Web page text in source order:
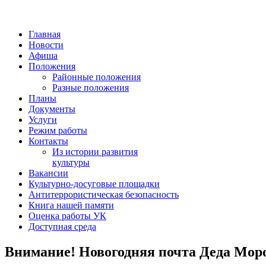
Главная
Новости
Афиша
Положения
Районные положения
Разные положения
Планы
Документы
Услуги
Режим работы
Контакты
Из истории развития
культуры
Вакансии
Культурно-досуговые площадки
Антитеррористическая безопасность
Книга нашей памяти
Оценка работы УК
Доступная среда
Внимание! Новогодняя почта Деда